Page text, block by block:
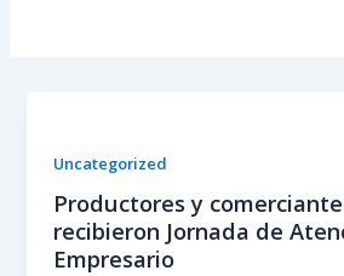
Uncategorized
Productores y
recibieron Jornada de
Empresario